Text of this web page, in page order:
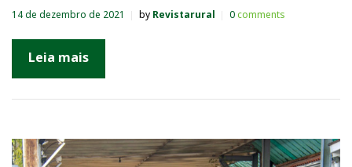
14 de dezembro de 2021 by Revistarural 0comments
Leia mais